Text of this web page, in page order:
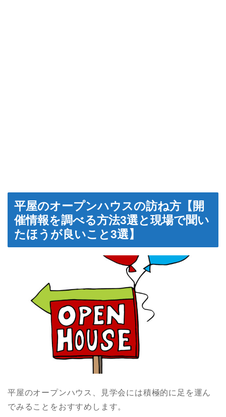
平屋のオープンハウスの訪ね方【開
催情報を調べる方法3選と現場で聞い
たほうが良いこと3選】
平屋のオープンハウス、見学会には積極的に足を運ん
でみることをおすすめします。